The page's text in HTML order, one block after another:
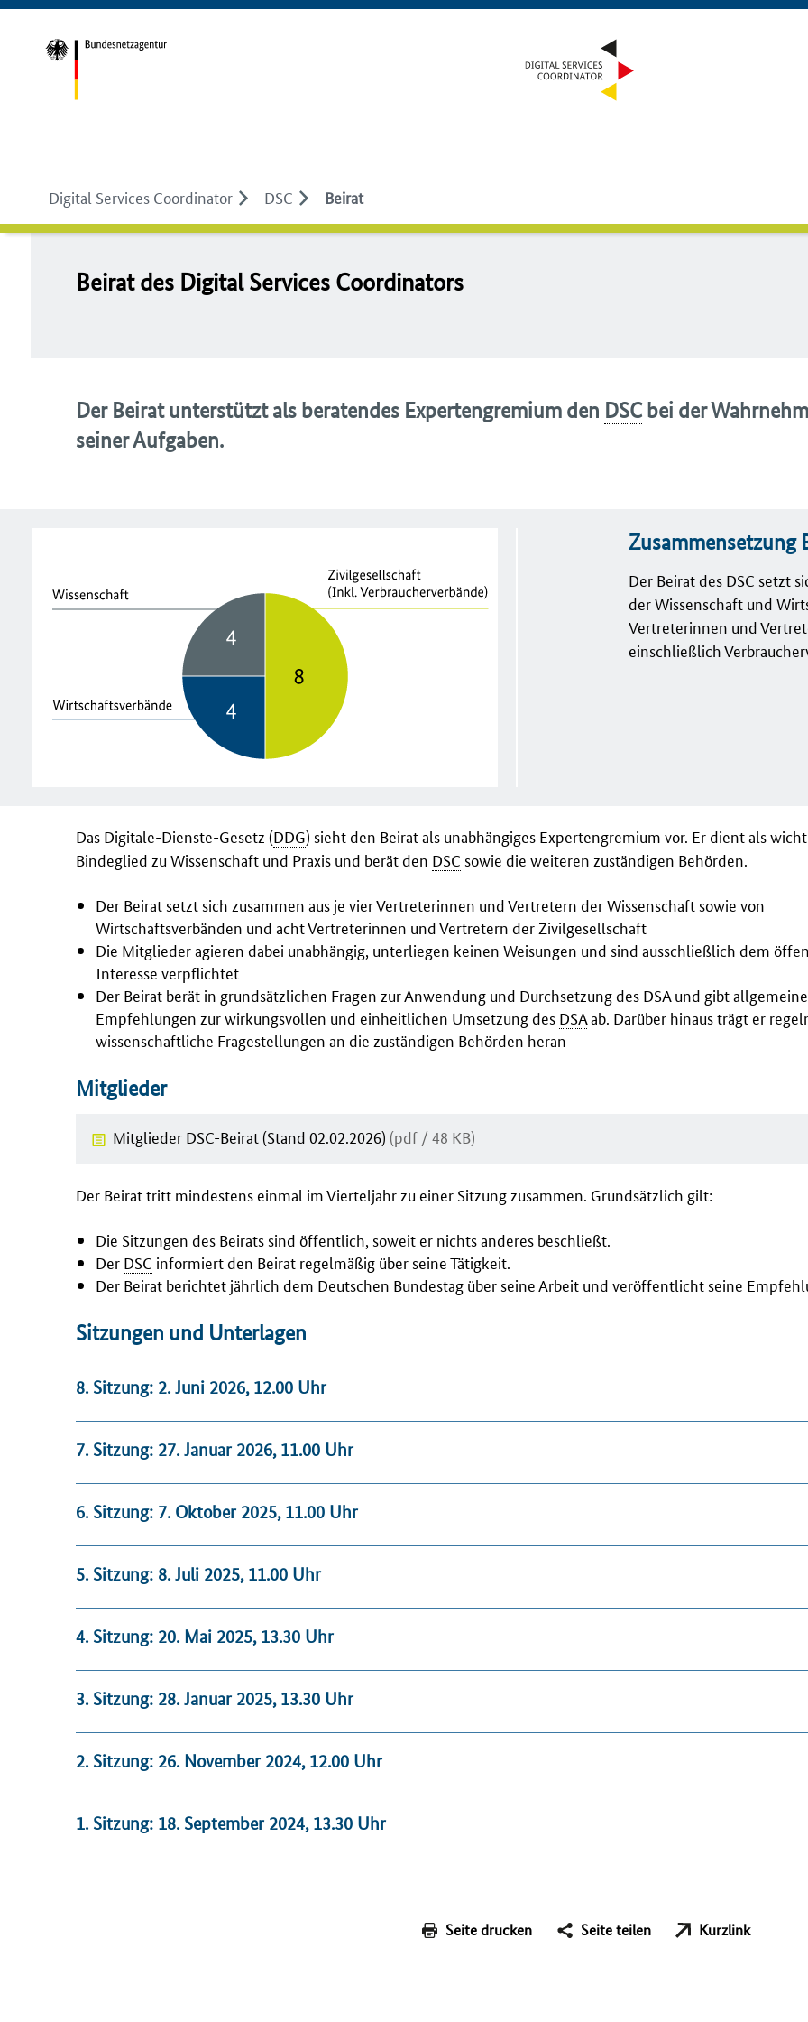
Digital Services Coordinator DSC Beirat
Bei­rat des Di­gi­tal Ser­vices Coor­di­na­tors
Der Beirat unterstützt als beratendes Expertengremium den DSCbei der
seiner Aufgaben.
Zusammensetzung
Der Beirat des DSC setzt
der Wissenschaft und
Vertreterinnen und
einschließlich
Das Digitale-Dienste-Gesetz (DDG) sieht den Beirat als unabhängiges Expertengremium vor. Er dient als
Bindeglied zu Wissenschaft und Praxis und berät den DSC sowie die weiteren zuständigen Behörden.
Der Beirat setzt sich zusammen aus je vier Vertreterinnen und Vertretern der Wissenschaft sowie von
Wirtschaftsverbänden und acht Vertreterinnen und Vertretern der Zivilgesellschaft
Die Mitglieder agieren dabei unabhängig, unterliegen keinen Weisungen und sind ausschließlich dem
Interesse verpflichtet
Der Beirat berät in grundsätzlichen Fragen zur Anwendung und Durchsetzung des DSA und gibt allgemeine
Empfehlungen zur wirkungsvollen und einheitlichen Umsetzung des DSAab. Darüber hinaus trägt er
wissenschaftliche Fragestellungen an die zuständigen Behörden heran
Mitglieder
Mitglieder DSC-Beirat (Stand 02.02.2026) (pdf / 48 KB)
Der Beirat tritt mindestens einmal im Vierteljahr zu einer Sitzung zusammen. Grundsätzlich gilt:
Die Sitzungen des Beirats sind öffentlich, soweit er nichts anderes beschließt.
Der DSC informiert den Beirat regelmäßig über seine Tätigkeit.
Der Beirat berichtet jährlich dem Deutschen Bundestag über seine Arbeit und veröffentlicht seine
Sitzungen und Unterlagen
8. Sitzung: 2. Juni 2026, 12.00 Uhr
7. Sitzung: 27. Januar 2026, 11.00 Uhr
6. Sitzung: 7. Oktober 2025, 11.00 Uhr
5. Sitzung: 8. Juli 2025, 11.00 Uhr
4. Sitzung: 20. Mai 2025, 13.30 Uhr
3. Sitzung: 28. Januar 2025, 13.30 Uhr
2. Sitzung: 26. November 2024, 12.00 Uhr
1. Sitzung: 18. September 2024, 13.30 Uhr
Seite drucken Seite teilen Kurzlink